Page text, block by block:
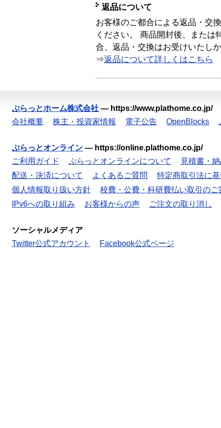
返品について
お客様のご都合による返品・交
ください。 商品開封後、または
合、返品・交換はお受けいたし
⇒返品について詳しくはこちら
ぷらっとホーム株式会社 — https://www.plathome.co.jp/
会社概要
株主・投資家情報 電子公告 OpenBlocks
ぷらっとオンライン — https://online.plathome.co.jp/
ご利用ガイド
ぷらっとオンラインについて
見積書・
配送・決済について
よくあるご質問
特定商取引法に
個人情報取り扱い方針
校費・公費・科研費払い取引のご
IPv6への取り組み
お客様からの声 ご注文の取り消し
ソーシャルメディア
Twitter公式アカウント
Facebook公式ページ